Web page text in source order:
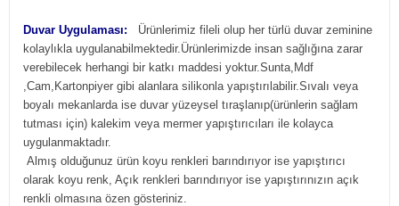
Duvar Uygulaması:
Ürünlerimiz fileli olup her türlü duvar zeminine
kolaylıkla uygulanabilmektedir.Ürünlerimizde insan sağlığına zarar
verebilecek herhangi bir katkı maddesi yoktur.Sunta,Mdf
,Cam,Kartonpiyer gibi alanlara silikonla yapıştırılabilir.Sıvalı veya
boyalı mekanlarda ise duvar yüzeysel tıraşlanıp(ürünlerin sağlam
tutması için) kalekim veya mermer yapıştırıcıları ile kolayca
uygulanmaktadır.
Almış olduğunuz ürün koyu renkleri barındırıyor ise yapıştırıcı
olarak koyu renk, Açık renkleri barındırıyor ise yapıştırınızın açık
renkli olmasına özen gösteriniz.